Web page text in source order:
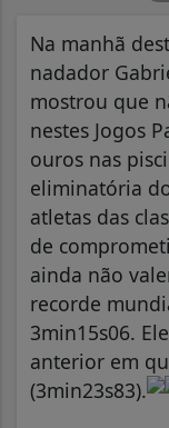
Na manhã
nadador
mostrou que
nestes Jogos
ouros nas
eliminatória
atletas das
de
ainda não
recorde
3min15s06.
anterior em
(3min23s83).